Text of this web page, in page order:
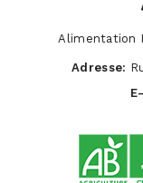
Alimentation
Adresse: